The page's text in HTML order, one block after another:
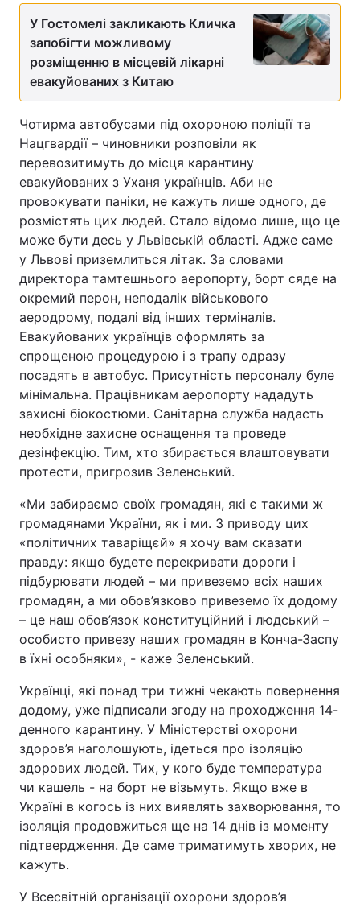
У Гостомелі закликають Кличка
запобігти можливому
розміщенню в місцевій лікарні
евакуйованих з Китаю
Чотирма автобусами під охороною поліції та
Нацгвардії – чиновники розповіли як
перевозитимуть до місця карантину
евакуйованих з Уханя українців. Аби не
провокувати паніки, не кажуть лише одного, де
розмістять цих людей. Стало відомо лише, що це
може бути десь у Львівській області. Адже саме
у Львові приземлиться літак. За словами
директора тамтешнього аеропорту, борт сяде на
окремий перон, неподалік військового
аеродрому, подалі від інших терміналів.
Евакуйованих українців оформлять за
спрощеною процедурою і з трапу одразу
посадять в автобус. Присутність персоналу буле
мінімальна. Працівникам аеропорту нададуть
захисні біокостюми. Санітарна служба надасть
необхідне захисне оснащення та проведе
дезінфекцію. Тим, хто збирається влаштовувати
протести, пригрозив Зеленський.
«Ми забираємо своїх громадян, які є такими ж
громадянами України, як і ми. З приводу цих
«політичних таваріщєй» я хочу вам сказати
правду: якщо будете перекривати дороги і
підбурювати людей – ми привеземо всіх наших
громадян, а ми обов’язково привеземо їх додому
– це наш обов’язок конституційний і людський –
особисто привезу наших громадян в Конча-Заспу
в їхні особняки», - каже Зеленський.
Українці, які понад три тижні чекають повернення
додому, уже підписали згоду на проходження 14-
денного карантину. У Міністерстві охорони
здоров’я наголошують, ідеться про ізоляцію
здорових людей. Тих, у кого буде температура
чи кашель - на борт не візьмуть. Якщо вже в
Україні в когось із них виявлять захворювання, то
ізоляція продовжиться ще на 14 днів із моменту
підтвердження. Де саме триматимуть хворих, не
кажуть.
У Всесвітній організації охорони здоров’я